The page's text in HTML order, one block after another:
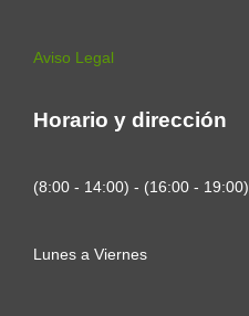
Aviso Legal
Horario y dirección
(8:00 - 14:00) - (16:00 - 19:00)
Lunes a Viernes